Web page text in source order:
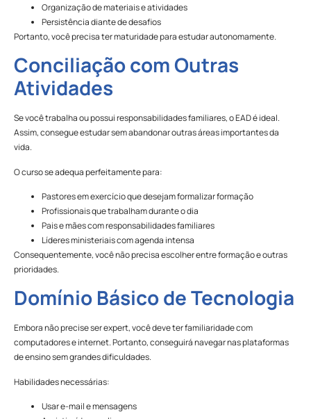
Organização de materiais e atividades
Persistência diante de desafios
Portanto, você precisa ter maturidade para estudar autonomamente.
Conciliação com Outras
Atividades
Se você trabalha ou possui responsabilidades familiares, o EAD é ideal.
Assim, consegue estudar sem abandonar outras áreas importantes da
vida.
O curso se adequa perfeitamente para:
Pastores em exercício que desejam formalizar formação
Profissionais que trabalham durante o dia
Pais e mães com responsabilidades familiares
Líderes ministeriais com agenda intensa
Consequentemente, você não precisa escolher entre formação e outras
prioridades.
Domínio Básico de Tecnologia
Embora não precise ser expert, você deve ter familiaridade com
computadores e internet. Portanto, conseguirá navegar nas plataformas
de ensino sem grandes dificuldades.
Habilidades necessárias:
Usar e-mail e mensagens